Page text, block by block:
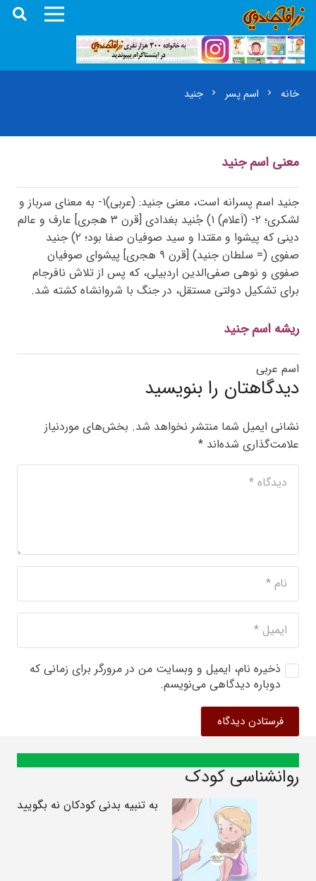
خانه chevron_right اسم پسر chevron_right جنید
معنی اسم جنید
جنید اسم پسرانه است، معنی جنید: (عربی)۱- به معنای سرباز و
لشکری؛ ۲- (اَعلام) ۱) جُنید بغدادی [قرن ۳ هجری] عارف و عالم
دینی که پیشوا و مقتدا و سید صوفیان صفا بود؛ ۲) جنید
صفوی (= سلطان جنید) [قرن ۹ هجری] پیشوای صوفیان
صفوی و نوهی صفی‌الدین اردبیلی، که پس از تلاش نافرجام
برای تشکیل دولتی مستقل، در جنگ با شروانشاه کشته شد.
ریشه اسم جنید
اسم عربی
دیدگاهتان را بنویسید
نشانی ایمیل شما منتشر نخواهد شد. بخش‌های موردنیاز
علامت‌گذاری شده‌اند *
ذخیره نام، ایمیل و وبسایت من در مرورگر برای زمانی که
دوباره دیدگاهی می‌نویسم.
فرستادن دیدگاه
روانشناسی کودک
به تنبیه بدنی کودکان نه بگویید